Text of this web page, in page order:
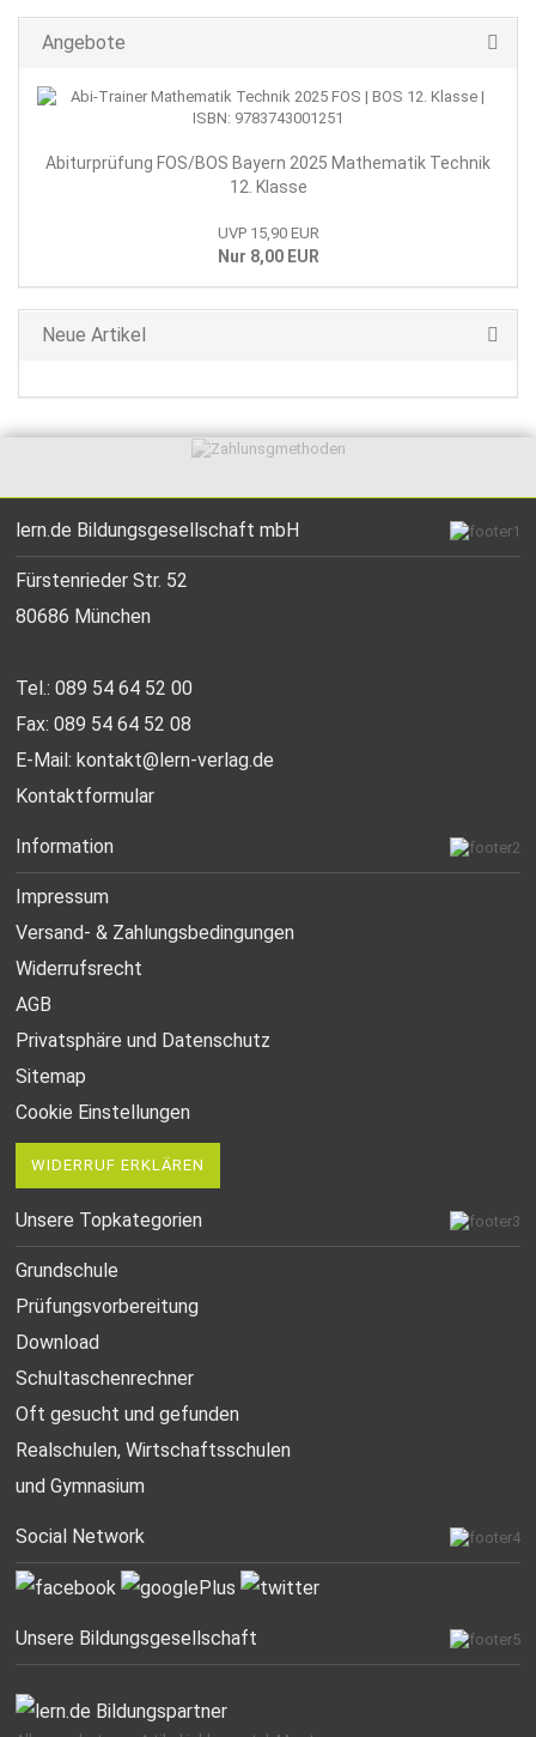
Angebote
Abiturprüfung FOS/BOS Bayern 2025 Mathematik Technik
12. Klasse
UVP 15,90 EUR
Nur 8,00 EUR
Neue Artikel
lern.de Bildungsgesellschaft mbH
Fürstenrieder Str. 52
80686 München
Tel.: 089 54 64 52 00
Fax: 089 54 64 52 08
E-Mail:kontakt@lern-verlag.de
Kontaktformular
Information
Impressum
Versand- & Zahlungsbedingungen
Widerrufsrecht
AGB
Privatsphäre und Datenschutz
Sitemap
Cookie Einstellungen
WIDERRUF ERKLÄREN
Unsere Topkategorien
Grundschule
Prüfungsvorbereitung
Download
Schultaschenrechner
Oft gesucht und gefunden
Realschulen,Wirtschaftsschulen
und Gymnasium
Social Network
Unsere Bildungsgesellschaft